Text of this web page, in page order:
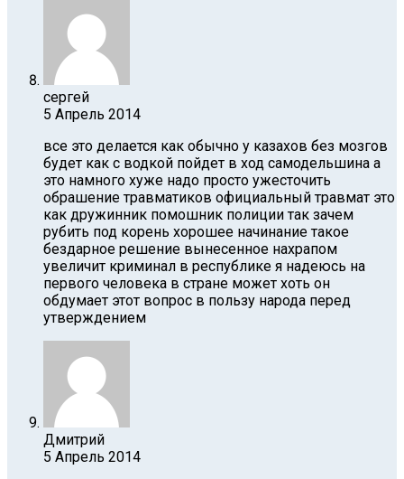
сергей
5 Апрель 2014
все это делается как обычно у казахов без мозгов
будет как с водкой пойдет в ход самодельшина а
это намного хуже надо просто ужесточить
обрашение травматиков официальный травмат это
как дружинник помошник полиции так зачем
рубить под корень хорошее начинание такое
бездарное решение вынесенное нахрапом
увеличит криминал в республике я надеюсь на
первого человека в стране может хоть он
обдумает этот вопрос в пользу народа перед
утверждением
Дмитрий
5 Апрель 2014